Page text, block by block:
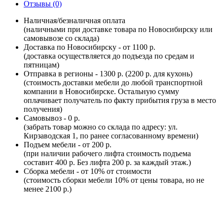
Отзывы (0)
Наличная/безналичная оплата
(наличными при доставке товара по Новосибирску или
самовывозе со склада)
Доставка по Новосибирску - от 1100 р.
(доставка осуществляется до подъезда по средам и
пятницам)
Отправка в регионы - 1300 р. (2200 р. для кухонь)
(стоимость доставки мебели до любой транспортной
компании в Новосибирске. Остальную сумму
оплачивает получатель по факту прибытия груза в место
получения)
Самовывоз - 0 р.
(забрать товар можно со склада по адресу: ул.
Кирзаводская 1, по ранее согласованному времени)
Подъем мебели - от 200 р.
(при наличии рабочего лифта стоимость подъема
составит 400 р. Без лифта 200 р. за каждый этаж.)
Сборка мебели - от 10% от стоимости
(стоимость сборки мебели 10% от цены товара, но не
менее 2100 р.)